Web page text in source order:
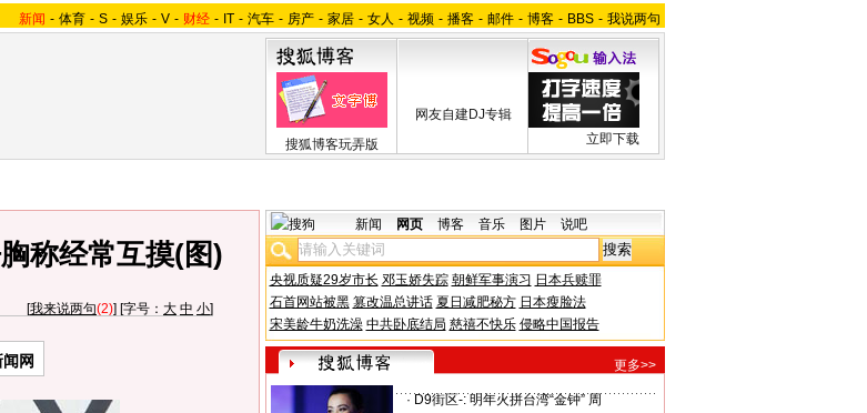
新闻 - 体育 - S - 娱乐 - V - 财经 - IT - 汽车 - 房产 - 家居 - 女人 - 视频 - 播客 - 邮件 - 博客 - BBS - 我说两句
搜狐博客玩弄版
网友自建DJ专辑
立即下载
称经常互摸(图)
[我来说两句(2)] [字号： 大 中 小]
网
新闻 网页 博客 音乐 图片 说吧
央视质疑29岁市长 邓玉娇失踪 朝鲜军事演习 日本兵赎罪
石首网站被黑 篡改温总讲话 夏日减肥秘方 日本瘦脸法
宋美龄牛奶洗澡 中共卧底结局 慈禧不快乐 侵略中国报告
更多>>
· D9街区-: 明年火拼台湾“金钟” 周